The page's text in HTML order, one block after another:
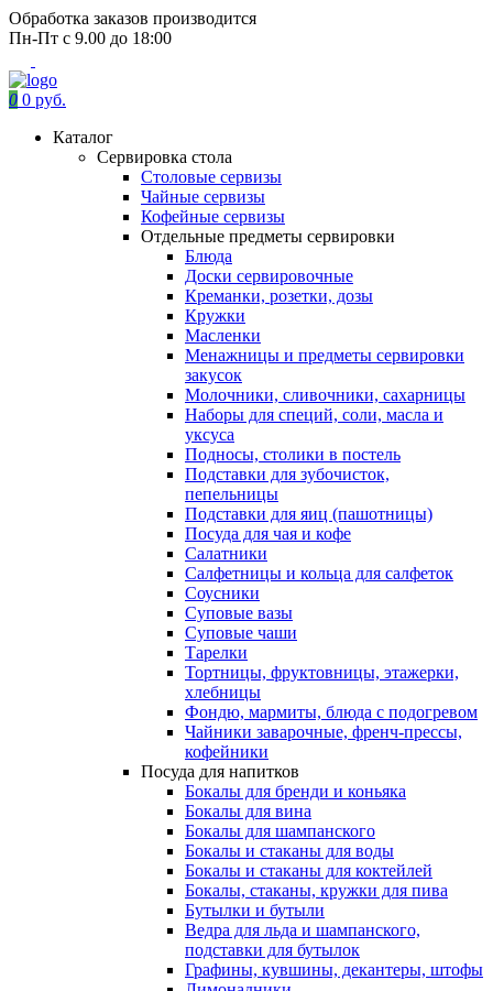
Обработка заказов производится
Пн-Пт с 9.00 до 18:00
0 0 руб.
Каталог
Сервировка стола
Столовые сервизы
Чайные сервизы
Кофейные сервизы
Отдельные предметы сервировки
Блюда
Доски сервировочные
Креманки, розетки, дозы
Кружки
Масленки
Менажницы и предметы сервировки
закусок
Молочники, сливочники, сахарницы
Наборы для специй, соли, масла и
уксуса
Подносы, столики в постель
Подставки для зубочисток,
пепельницы
Подставки для яиц (пашотницы)
Посуда для чая и кофе
Салатники
Салфетницы и кольца для салфеток
Соусники
Суповые вазы
Суповые чаши
Тарелки
Тортницы, фруктовницы, этажерки,
хлебницы
Фондю, мармиты, блюда с подогревом
Чайники заварочные, френч-прессы,
кофейники
Посуда для напитков
Бокалы для бренди и коньяка
Бокалы для вина
Бокалы для шампанского
Бокалы и стаканы для воды
Бокалы и стаканы для коктейлей
Бокалы, стаканы, кружки для пива
Бутылки и бутыли
Ведра для льда и шампанского,
подставки для бутылок
Графины, кувшины, декантеры, штофы